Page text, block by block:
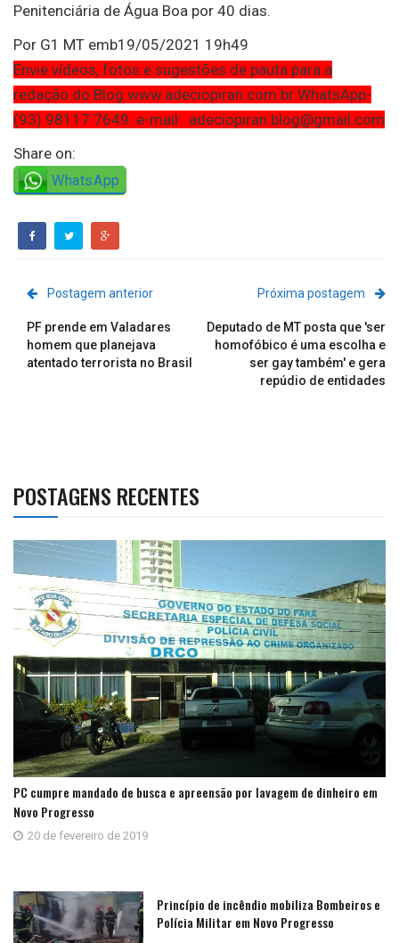
Penitenciária de Água Boa por 40 dias.
Por G1 MT emb19/05/2021 19h49
Envie vídeos, fotos e sugestões de pauta para a
redação do Blog www.adeciopiran.com.br WhatsApp-
(93) 98117 7649. e-mail: adeciopiran.blog@gmail.com
Share on:
WhatsApp
Postagem anterior
PF prende em Valadares
homem que planejava
atentado terrorista no Brasil
Próxima postagem
Deputado de MT posta que 'ser
homofóbico é uma escolha e
ser gay também' e gera
repúdio de entidades
POSTAGENS RECENTES
PC cumpre mandado de busca e apreensão por lavagem de dinheiro em
Novo Progresso
20 de fevereiro de 2019
Princípio de incêndio mobiliza Bombeiros e
Polícia Militar em Novo Progresso